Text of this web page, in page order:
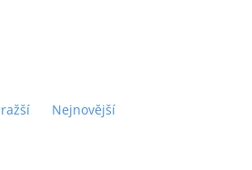
Nejnovější